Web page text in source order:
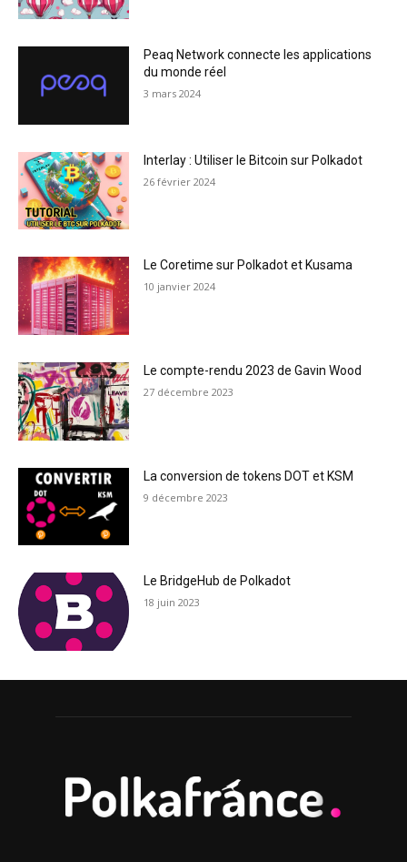
Peaq Network connecte les applications
du monde réel
3 mars 2024
Interlay : Utiliser le Bitcoin sur Polkadot
26 février 2024
Le Coretime sur Polkadot et Kusama
10 janvier 2024
Le compte-rendu 2023 de Gavin Wood
27 décembre 2023
La conversion de tokens DOT et KSM
9 décembre 2023
Le BridgeHub de Polkadot
18 juin 2023